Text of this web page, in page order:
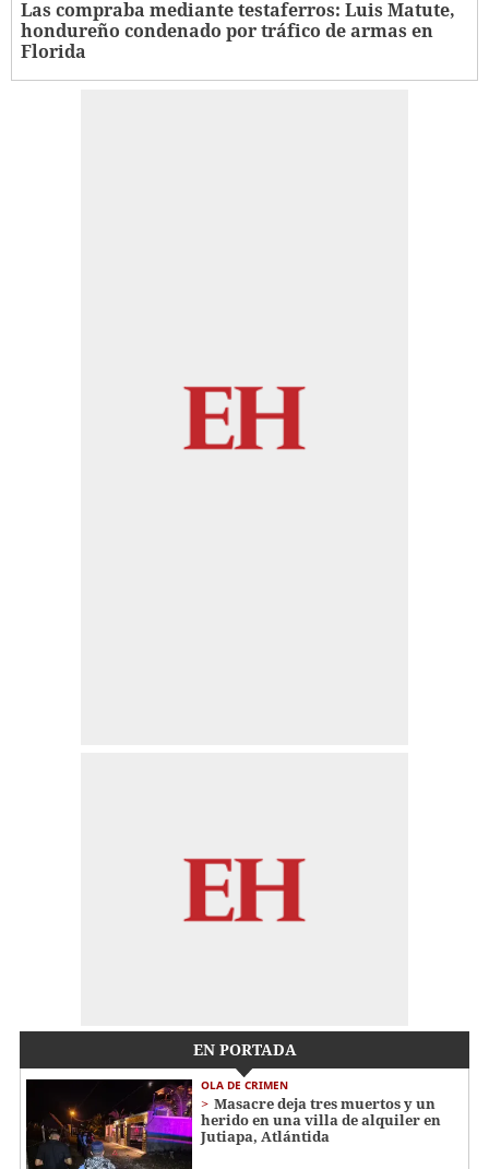
Las compraba mediante testaferros: Luis Matute,
hondureño condenado por tráfico de armas en
Florida
EN PORTADA
OLA DE CRIMEN
Masacre deja tres muertos y un
herido en una villa de alquiler en
Jutiapa, Atlántida